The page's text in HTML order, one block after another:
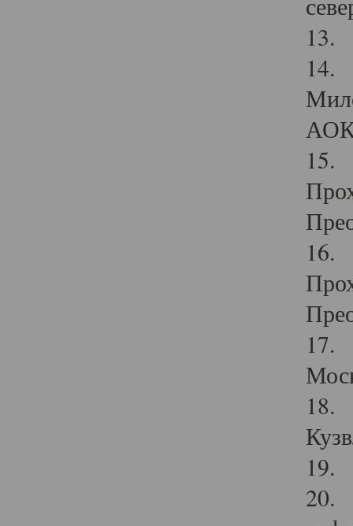
13.
14.
15.
16.
17.
18.
19.
20.